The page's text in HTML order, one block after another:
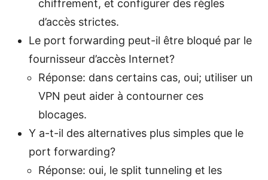
chiffrement, et configurer des règles
d’accès strictes.
Le port forwarding peut-il être bloqué par le
fournisseur d’accès Internet?
Réponse: dans certains cas, oui; utiliser un
VPN peut aider à contourner ces
blocages.
Y a-t-il des alternatives plus simples que le
port forwarding?
Réponse: oui, le split tunneling et les